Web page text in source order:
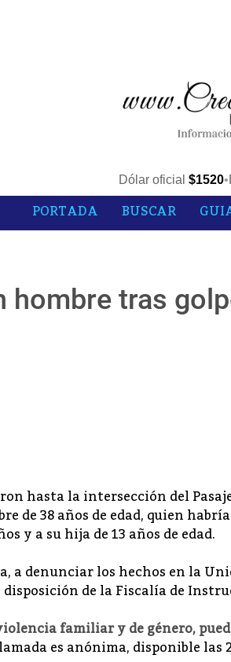
Dólar oficial $1520•
PORTADA BUSCAR
hombre tras
hasta la intersección del
de 38 años de edad, quien
y a su hija de 13 años de edad.
a denunciar los hechos en la
de la Fiscalía de
familiar y de género,
es anónima, disponible las